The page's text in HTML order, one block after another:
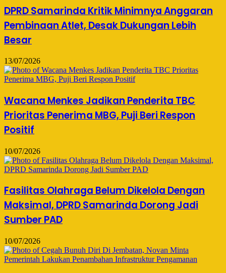
DPRD Samarinda Kritik Minimnya Anggaran
Pembinaan Atlet, Desak Dukungan Lebih
Besar
13/07/2026
Wacana Menkes Jadikan Penderita TBC
Prioritas Penerima MBG, Puji Beri Respon
Positif
10/07/2026
Fasilitas Olahraga Belum Dikelola Dengan
Maksimal, DPRD Samarinda Dorong Jadi
Sumber PAD
10/07/2026